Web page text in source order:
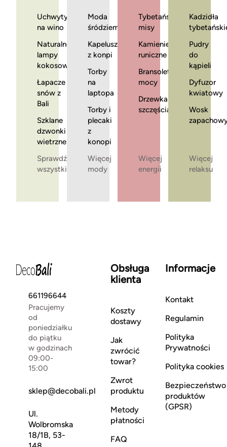
Uchwyty
na wino
Naturalne
lampy
kokosowe
Łapacze
snów z
Bali
Szklane
dzwonki
wietrzne
Sprawdź
wszystkie
Moda
śródziemnomorska
Kapelusze
z konpi
Torby
na
laptopa
Torby i
plecaki
z
konopi
Więcej
mody
Tybetańskie
misy
Kamienie
runiczne
Bransoletki
mocy
Drzewka
szczęścia
Więcej
energii
Kadzidła
Pudry
do
kąpieli
Dyfuzor
kwiatowy
Wosk
Więcej
relaksu
661196644
Pracujemy
od
poniedziałku
do piątku
w godzinach
09:00-
15:00
sklep@decobali.pl
Ul.
Wolbromska
18/1B, 53-
Obsługa
klienta
Koszty
dostawy
Jak
zwrócić
towar?
Zwrot
produktu
Metody
płatności
FAQ
Informacje
Kontakt
Regulamin
Polityka
Prywatności
Polityka cookies
Bezpieczeństwo
produktów
(GPSR)